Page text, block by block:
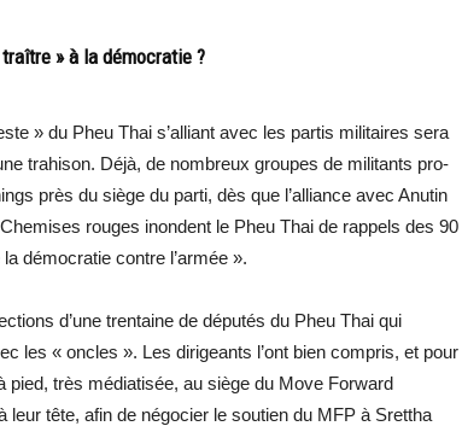
» à la démocratie ?
» du Pheu Thai s’alliant avec les partis militaires sera
trahison. Déjà, de nombreux groupes de militants pro-
près du siège du parti, dès que l’alliance avec Anutin
rouges inondent le Pheu Thai de rappels des 90
démocratie contre l’armée ».
d’une trentaine de députés du Pheu Thai qui
les « oncles ». Les dirigeants l’ont bien compris, et pour
très médiatisée, au siège du Move Forward
tête, afin de négocier le soutien du MFP à Srettha